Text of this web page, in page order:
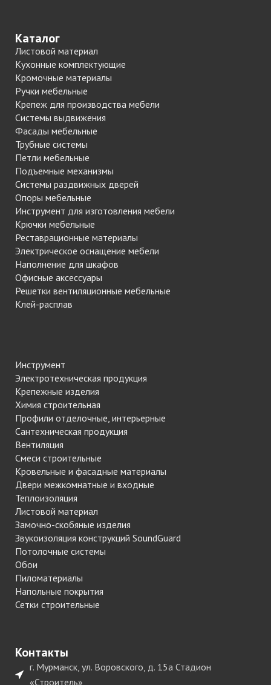
Каталог
Листовой материал
Кухонные комплектующие
Кромочные материалы
Ручки мебельные
Крепеж для производства мебели
Системы выдвижения
Фасады мебельные
Трубные системы
Петли мебельные
Подъемные механизмы
Системы раздвижных дверей
Опоры мебельные
Инструмент для изготовления мебели
Крючки мебельные
Реставрационные материалы
Электрическое оснащение мебели
Наполнение для шкафов
Офисные аксессуары
Решетки вентиляционные мебельные
Клей-расплав
Инструмент
Электротехническая продукция
Крепежные изделия
Химия строительная
Профили отделочные, интерьерные
Сантехническая продукция
Вентиляция
Смеси строительные
Кровельные и фасадные материалы
Двери межкомнатные и входные
Теплоизоляция
Листовой материал
Замочно-скобяные изделия
Звукоизоляция конструкций SoundGuard
Потолочные системы
Обои
Пиломатериалы
Напольные покрытия
Сетки строительные
Контакты
г. Мурманск, ул. Воровского, д. 15а Стадион
«Строитель»